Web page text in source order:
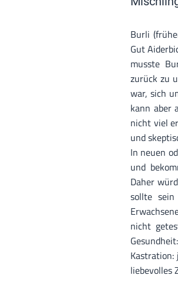
Burli
Gut
musste
zurück zu
war, sich
kann aber
nicht viel
und
In neuen
und
Daher
sollte
nicht
liebevolles